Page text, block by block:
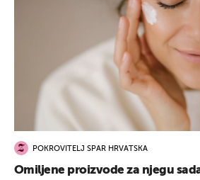
POKROVITELJ SPAR HRVATSKA
Omiljene proizvode za njegu